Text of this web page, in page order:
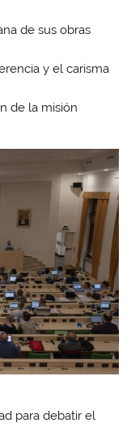
de sus obras
y el carisma
de la misión
para debatir el